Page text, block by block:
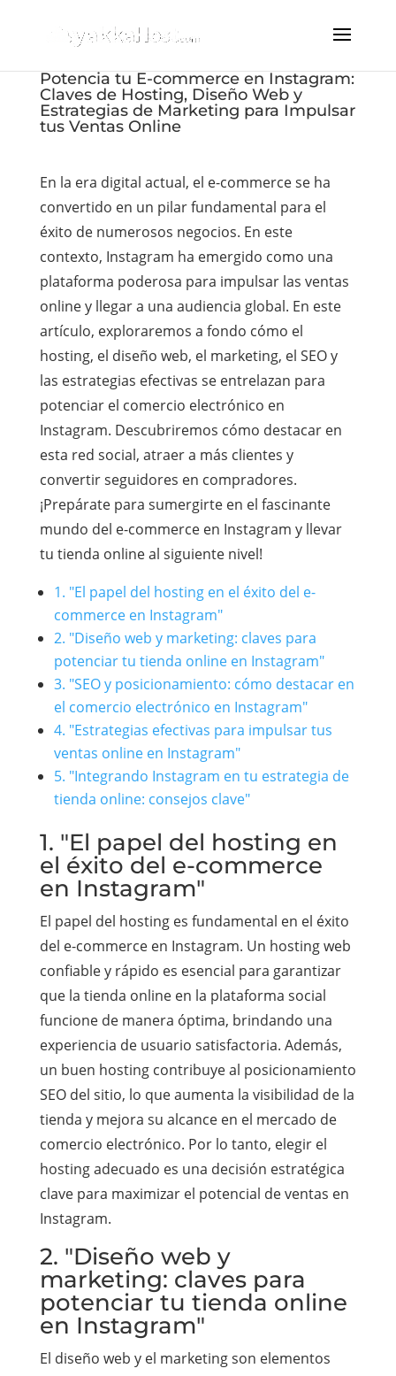
Potencia tu E-commerce en Instagram:
Claves de Hosting, Diseño Web y
Estrategias de Marketing para Impulsar
tus Ventas Online
En la era digital actual, el e-commerce se ha
convertido en un pilar fundamental para el
éxito de numerosos negocios. En este
contexto, Instagram ha emergido como una
plataforma poderosa para impulsar las ventas
online y llegar a una audiencia global. En este
artículo, exploraremos a fondo cómo el
hosting, el diseño web, el marketing, el SEO y
las estrategias efectivas se entrelazan para
potenciar el comercio electrónico en
Instagram. Descubriremos cómo destacar en
esta red social, atraer a más clientes y
convertir seguidores en compradores.
¡Prepárate para sumergirte en el fascinante
mundo del e-commerce en Instagram y llevar
tu tienda online al siguiente nivel!
1. "El papel del hosting en el éxito del e-
commerce en Instagram"
2. "Diseño web y marketing: claves para
potenciar tu tienda online en Instagram"
3. "SEO y posicionamiento: cómo destacar en
el comercio electrónico en Instagram"
4. "Estrategias efectivas para impulsar tus
ventas online en Instagram"
5. "Integrando Instagram en tu estrategia de
tienda online: consejos clave"
1. "El papel del hosting en
el éxito del e-commerce
en Instagram"
El papel del hosting es fundamental en el éxito
del e-commerce en Instagram. Un hosting web
confiable y rápido es esencial para garantizar
que la tienda online en la plataforma social
funcione de manera óptima, brindando una
experiencia de usuario satisfactoria. Además,
un buen hosting contribuye al posicionamiento
SEO del sitio, lo que aumenta la visibilidad de la
tienda y mejora su alcance en el mercado de
comercio electrónico. Por lo tanto, elegir el
hosting adecuado es una decisión estratégica
clave para maximizar el potencial de ventas en
Instagram.
2. "Diseño web y
marketing: claves para
potenciar tu tienda online
en Instagram"
El diseño web y el marketing son elementos